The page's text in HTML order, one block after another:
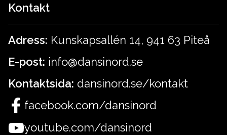
Kontakt
Adress: Kunskapsallén 14, 941 63 Piteå
E-post: info@dansinord.se
Kontaktsida: dansinord.se/kontakt
facebook.com/dansinord
youtube.com/dansinord